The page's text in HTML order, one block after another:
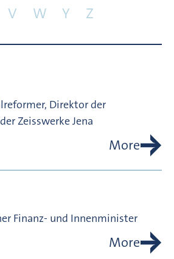
V W Y Z
Direktor der
Zeisswerke Jena
More
Finanz- und Innenminister
More